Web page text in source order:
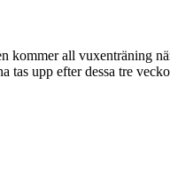
kommer all vuxenträning
tas upp efter dessa tre